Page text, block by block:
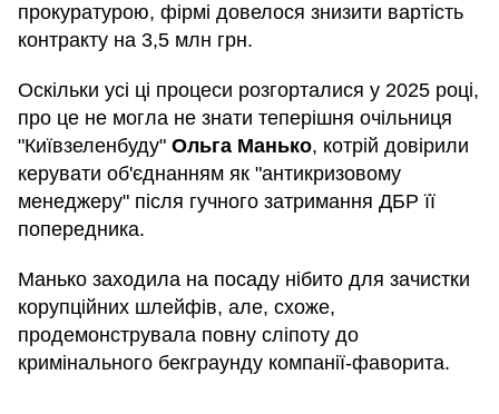
прокуратурою, фірмі довелося знизити вартість
контракту на 3,5 млн грн.
Оскільки усі ці процеси розгорталися у 2025 році,
про це не могла не знати теперішня очільниця
"Київзеленбуду" Ольга Манько, котрій довірили
керувати об'єднанням як "антикризовому
менеджеру" після гучного затримання ДБР її
попередника.
Манько заходила на посаду нібито для зачистки
корупційних шлейфів, але, схоже,
продемонструвала повну сліпоту до
кримінального бекграунду компанії-фаворита.